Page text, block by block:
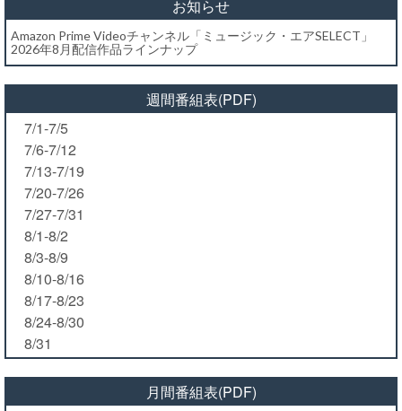
お知らせ
Amazon Prime Videoチャンネル「ミュージック・エアSELECT」
2026年8月配信作品ラインナップ
週間番組表(PDF)
7/1-7/5
7/6-7/12
7/13-7/19
7/20-7/26
7/27-7/31
8/1-8/2
8/3-8/9
8/10-8/16
8/17-8/23
8/24-8/30
8/31
月間番組表(PDF)